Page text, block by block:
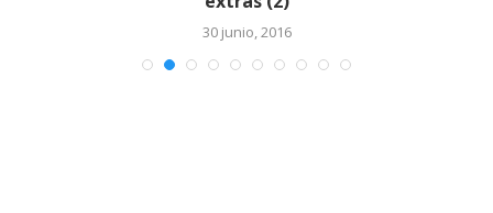
30 junio, 2016